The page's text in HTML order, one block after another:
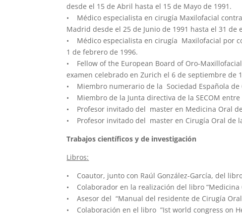
desde el 15 de Abril hasta el 15 de Mayo de 1991.
• Médico especialista en cirugía Maxilofacial
Madrid desde el 25 de Junio de 1991 hasta el 31 de
• Médico especialista en cirugía Maxilofacial por
1 de febrero de 1996.
• Fellow of the European Board of Oro-
examen celebrado en Zurich el 6 de septiembre de
• Miembro numerario de la Sociedad Española de
• Miembro de la Junta directiva de la SECOM entre
• Profesor invitado del master en Medicina Oral
• Profesor invitado del master en Cirugía Oral de
Trabajos científicos y de investigación
Libros:
• Coautor, junto con Raúl González-García, del
• Colaborador en la realización del libro “Medicina
• Asesor del “Manual del residente de Cirugía
• Colaboración en el libro ”Ist world congress on